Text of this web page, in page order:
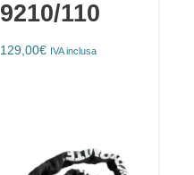
9210/110
129,00€ IVA inclusa